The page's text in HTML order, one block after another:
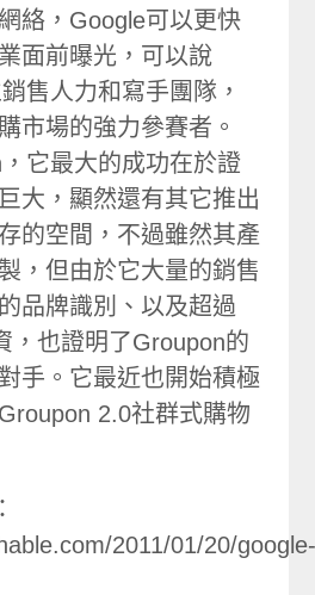
絡，Google可以更快
面前曝光，可以說
售人力和寫手團隊，
市場的強力參賽者。
它最大的成功在於證
大，顯然還有其它推出
的空間，不過雖然其產
，但由於它大量的銷售
品牌識別、以及超過
，也證明了Groupon的
手。它最近也開始積極
2.0社群式購物
2011/01/20/